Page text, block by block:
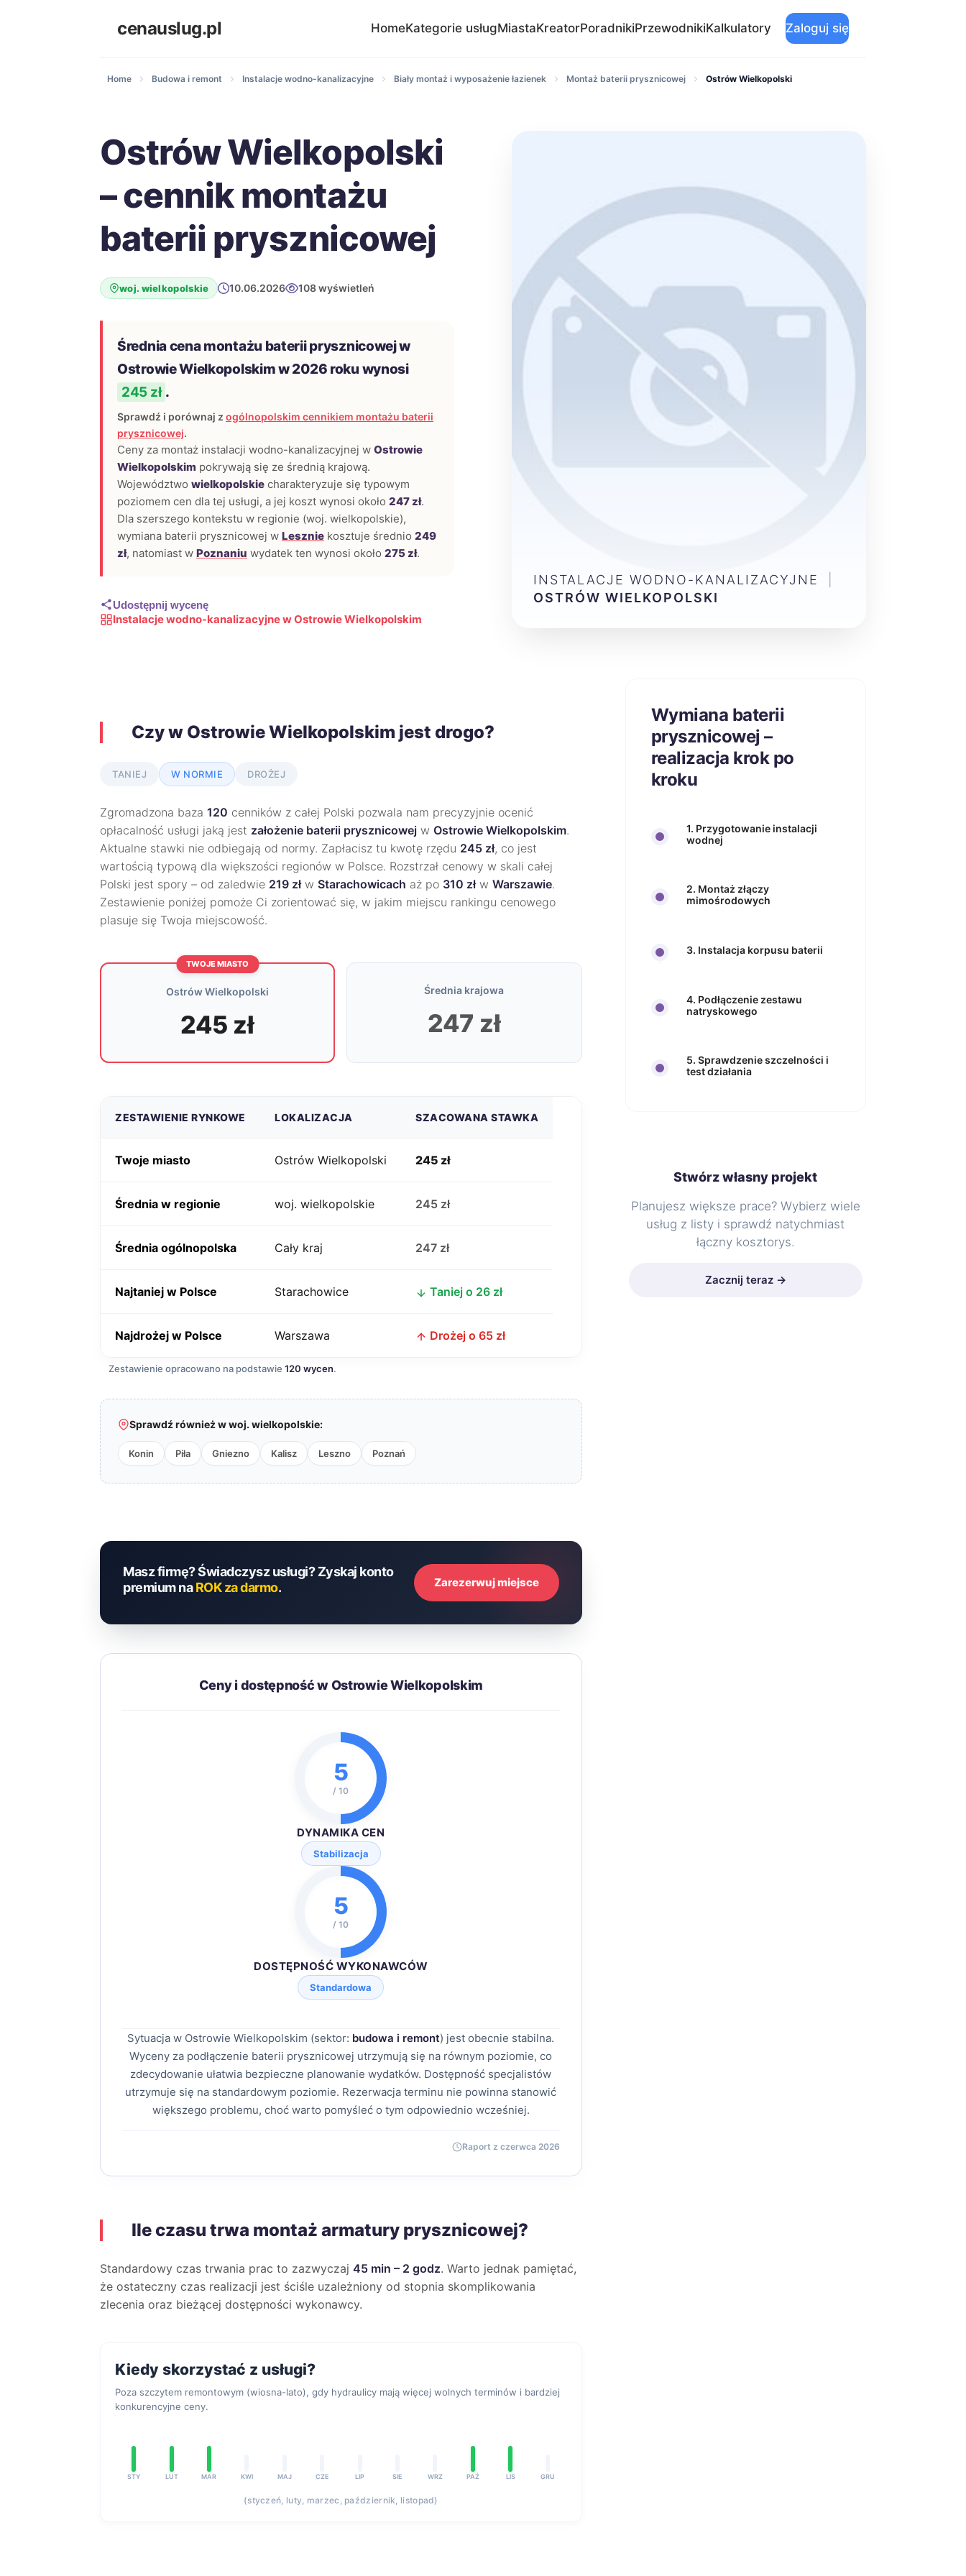
cenauslug.pl HomeKategorie usługMiastaKreatorPoradnikiPrzewodnikiKalkulatory Zaloguj się
Home Budowa i remont Instalacje wodno-kanalizacyjne Biały montaż i wyposażenie łazienek Montaż baterii prysznicowej Ostrów Wielkopolski
Ostrów Wielkopolski
– cennik montażu
baterii prysznicowej
woj. wielkopolskie 10.06.2026 108 wyświetleń
Średnia cena montażu baterii prysznicowej w
Ostrowie Wielkopolskim w 2026 roku wynosi
245 zł .
Sprawdź i porównaj z ogólnopolskim cennikiem montażu baterii
prysznicowej.
Ceny za montaż instalacji wodno-kanalizacyjnej w Ostrowie
Wielkopolskim pokrywają się ze średnią krajową.
Województwo wielkopolskie charakteryzuje się typowym
poziomem cen dla tej usługi, a jej koszt wynosi około 247 zł.
Dla szerszego kontekstu w regionie (woj. wielkopolskie),
wymiana baterii prysznicowej w Lesznie kosztuje średnio 249
zł, natomiast w Poznaniu wydatek ten wynosi około 275 zł.
Udostępnij wycenę
Instalacje wodno-kanalizacyjne w Ostrowie Wielkopolskim
INSTALACJE WODNO-KANALIZACYJNE
OSTRÓW WIELKOPOLSKI
Czy w Ostrowie Wielkopolskim jest drogo?
TANIEJ W NORMIE DROŻEJ
Zgromadzona baza 120 cenników z całej Polski pozwala nam precyzyjnie ocenić
opłacalność usługi jaką jest założenie baterii prysznicowej w Ostrowie Wielkopolskim.
Aktualne stawki nie odbiegają od normy. Zapłacisz tu kwotę rzędu 245 zł, co jest
wartością typową dla większości regionów w Polsce. Rozstrzał cenowy w skali całej
Polski jest spory – od zaledwie 219 złw Starachowicach aż po 310 złw Warszawie.
Zestawienie poniżej pomoże Ci zorientować się, w jakim miejscu rankingu cenowego
plasuje się Twoja miejscowość.
TWOJE MIASTO
Ostrów Wielkopolski
245 zł
Średnia krajowa
247 zł
ZESTAWIENIE RYNKOWE LOKALIZACJA SZACOWANA STAWKA
Twoje miasto Ostrów Wielkopolski 245 zł
Średnia w regionie woj. wielkopolskie 245 zł
Średnia ogólnopolska Cały kraj 247 zł
Najtaniej w Polsce Starachowice Taniej o 26 zł
Najdrożej w Polsce Warszawa Drożej o 65 zł
Zestawienie opracowano na podstawie 120 wycen.
Sprawdź również w woj. wielkopolskie:
Konin Piła Gniezno Kalisz Leszno Poznań
Masz firmę? Świadczysz usługi? Zyskaj konto
premium naROK za darmo. Zarezerwuj miejsce
Ceny i dostępność w Ostrowie Wielkopolskim
5
/ 10
DYNAMIKA CEN
Stabilizacja
5
/ 10
DOSTĘPNOŚĆ WYKONAWCÓW
Standardowa
Sytuacja w Ostrowie Wielkopolskim (sektor: budowa i remont) jest obecnie stabilna.
Wyceny za podłączenie baterii prysznicowej utrzymują się na równym poziomie, co
zdecydowanie ułatwia bezpieczne planowanie wydatków. Dostępność specjalistów
utrzymuje się na standardowym poziomie. Rezerwacja terminu nie powinna stanowić
większego problemu, choć warto pomyśleć o tym odpowiednio wcześniej.
Raport z czerwca 2026
Ile czasu trwa montaż armatury prysznicowej?
Standardowy czas trwania prac to zazwyczaj 45 min – 2 godz. Warto jednak pamiętać,
że ostateczny czas realizacji jest ściśle uzależniony od stopnia skomplikowania
zlecenia oraz bieżącej dostępności wykonawcy.
Kiedy skorzystać z usługi?
Poza szczytem remontowym (wiosna-lato), gdy hydraulicy mają więcej wolnych terminów i bardziej
konkurencyjne ceny.
STY LUT MAR KWI MAJ CZE LIP SIE WRZ PAŹ LIS GRU
(styczeń, luty, marzec, październik, listopad)
Wymiana baterii
prysznicowej –
realizacja krok po
kroku
1. Przygotowanie instalacji
wodnej
2. Montaż złączy
mimośrodowych
3. Instalacja korpusu baterii
4. Podłączenie zestawu
natryskowego
5. Sprawdzenie szczelności i
test działania
Stwórz własny projekt
Planujesz większe prace? Wybierz wiele
usług z listy i sprawdź natychmiast
łączny kosztorys.
Zacznij teraz →